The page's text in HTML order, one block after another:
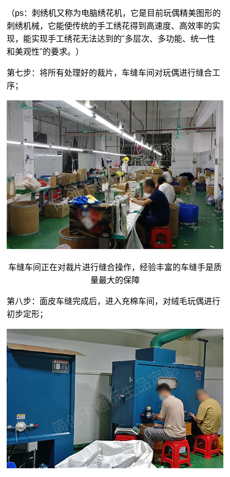
（ps：刺绣机又称为电脑绣花机，它是目前玩偶精美图形的
刺绣机械，它能使传统的手工绣花得到高速度、高效率的实
现，能实现手工绣花无法达到的"多层次、多功能、统一性
和美观性"的要求。）
第七步：将所有处理好的裁片，车缝车间对玩偶进行缝合工
序；
车缝车间正在对裁片进行缝合操作，经验丰富的车缝手是质
量最大的保障
第八步：面皮车缝完成后，进入充棉车间，对绒毛玩偶进行
初步定形；